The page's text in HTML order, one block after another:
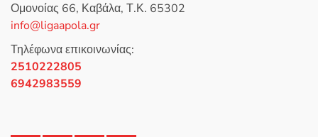
μπορούν
να
επιλεγούν
Ομονοίας 66, Καβάλα, Τ.Κ. 65302
info@ligaapola.gr
Τηλέφωνα επικοινωνίας:
2510222805
6942983559